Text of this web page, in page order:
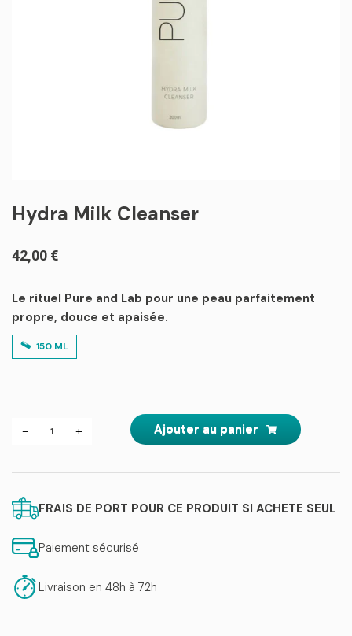
Hydra Milk Cleanser
42,00 €
Le rituel Pure and Lab pour une peau parfaitement
propre, douce et apaisée.
150 ML
- de + Ajouter au panier
FRAIS DE PORT POUR CE PRODUIT SI ACHETE SEUL
Paiement sécurisé
Livraison en 48h à 72h